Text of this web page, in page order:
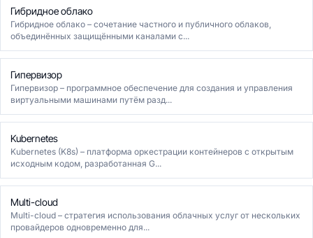
Гибридное облако
Гибридное облако – сочетание частного и публичного облаков,
объединённых защищёнными каналами с...
Гипервизор
Гипервизор – программное обеспечение для создания и управления
виртуальными машинами путём разд...
Kubernetes
Kubernetes (K8s) – платформа оркестрации контейнеров с открытым
исходным кодом, разработанная G...
Multi-cloud
Multi-cloud – стратегия использования облачных услуг от нескольких
провайдеров одновременно для...